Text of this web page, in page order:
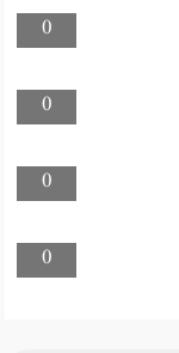
0
0
0
0